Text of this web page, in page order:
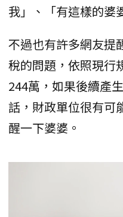
我」、「有這樣的婆
不過也有許多網友提
稅的問題，依照現行
244萬，如果後續產
話，財政單位很有可
醒一下婆婆。